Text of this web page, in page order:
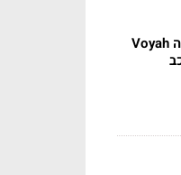
דלק מוטורס מציגה את ה Voyah